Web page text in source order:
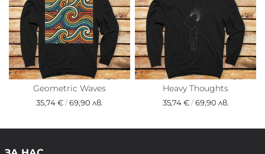
Geometric Waves
35,74 €/69,90 лв.
Heavy Thoughts
35,74 €/69,90 лв.